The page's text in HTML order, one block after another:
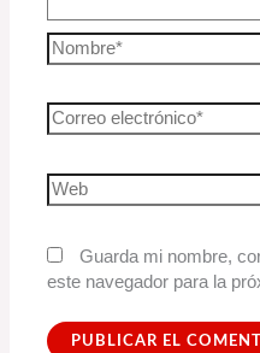
Guarda mi nombre,
este navegador para la